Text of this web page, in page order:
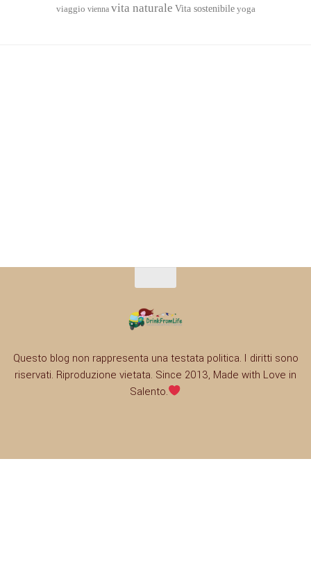
viaggio vienna vita naturale Vita sostenibile yoga
Questo blog non rappresenta una testata politica. I diritti sono
riservati. Riproduzione vietata. Since 2013, Made with Love in
Salento.